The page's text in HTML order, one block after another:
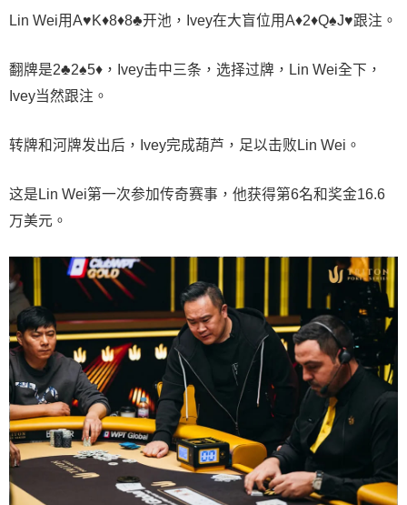
Lin Wei用A♥K♦8♦8♣开池，Ivey在大盲位用A♦2♦Q♠J♥跟注。
翻牌是2♣2♠5♦，Ivey击中三条，选择过牌，Lin Wei全下，
Ivey当然跟注。
转牌和河牌发出后，Ivey完成葫芦，足以击败Lin Wei。
这是Lin Wei第一次参加传奇赛事，他获得第6名和奖金16.6
万美元。